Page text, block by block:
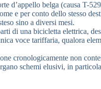
d’appello belga (causa T-
e per conto dello stesso
sino a diversi mesi.
di una bicicletta elettrica,
voce tariffaria, qualora
cronologicamente non
schemi elusivi, in